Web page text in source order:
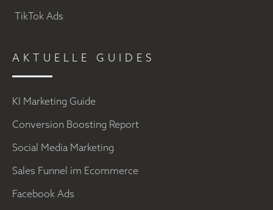
TikTok Ads
AKTUELLE GUIDES
KI Marketing Guide
Conversion Boosting Report
Social Media Marketing
Sales Funnel im Ecommerce
Facebook Ads